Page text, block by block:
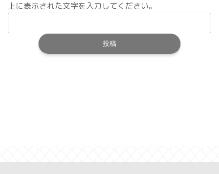
上に表示された文字を入力してください。